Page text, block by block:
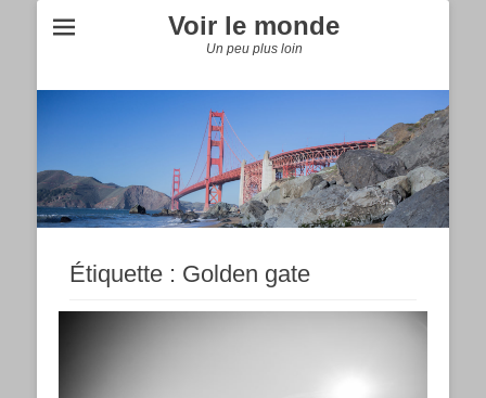
Voir le monde
Un peu plus loin
Étiquette : Golden gate